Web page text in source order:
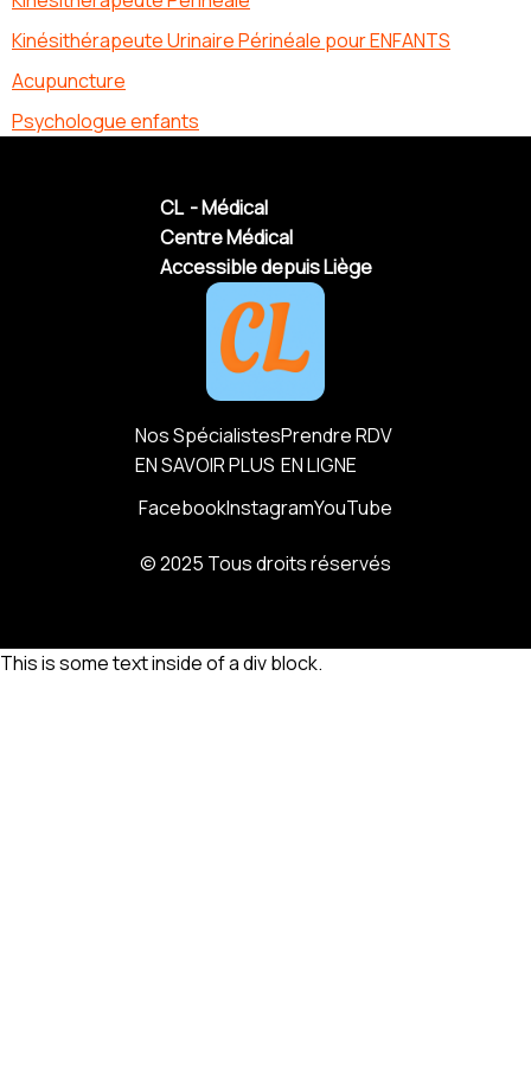
Kinésithérapeute Urinaire Périnéale pour ENFANTS
Acupuncture
Psychologue enfants
CL - Médical
Centre Médical
Accessible depuis Liège
Nos Spécialistes
EN SAVOIR PLUS
Prendre RDV
EN LIGNE
FacebookInstagramYouTube
© 2025 Tous droits réservés
This is some text inside of a div block.